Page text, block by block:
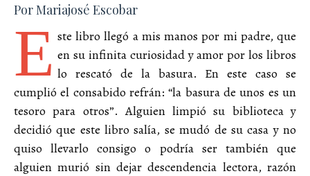
Por Mariajosé Escobar
E ste libro llegó a mis manos por mi padre, que
en su infinita curiosidad y amor por los libros
lo rescató de la basura. En este caso se
cumplió el consabido refrán: “la basura de unos es un
tesoro para otros”. Alguien limpió su biblioteca y
decidió que este libro salía, se mudó de su casa y no
quiso llevarlo consigo o podría ser también que
alguien murió sin dejar descendencia lectora, razón